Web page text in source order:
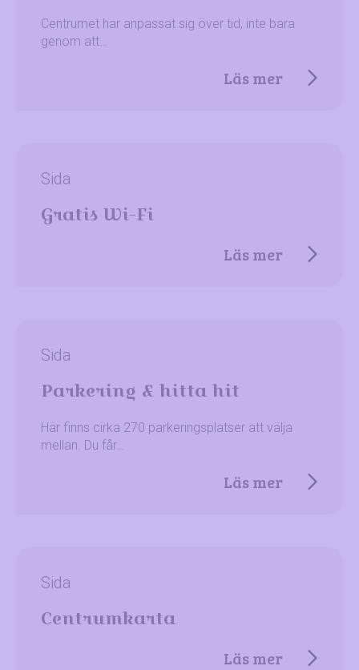
Centrumet har anpassat sig över tid, inte bara
genom att…
Läs mer
Sida
Gratis Wi-Fi
Läs mer
Sida
Parkering & hitta hit
Här finns cirka 270 parkeringsplatser att välja
mellan. Du får…
Läs mer
Sida
Centrumkarta
Läs mer